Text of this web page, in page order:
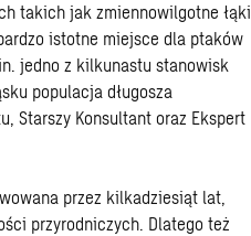
takich jak zmiennowilgotne łąki
istotne miejsce dla ptaków
jedno z kilkunastu stanowisk
populacja długosza
Starszy Konsultant oraz Ekspert
przez kilkadziesiąt lat,
przyrodniczych. Dlatego też